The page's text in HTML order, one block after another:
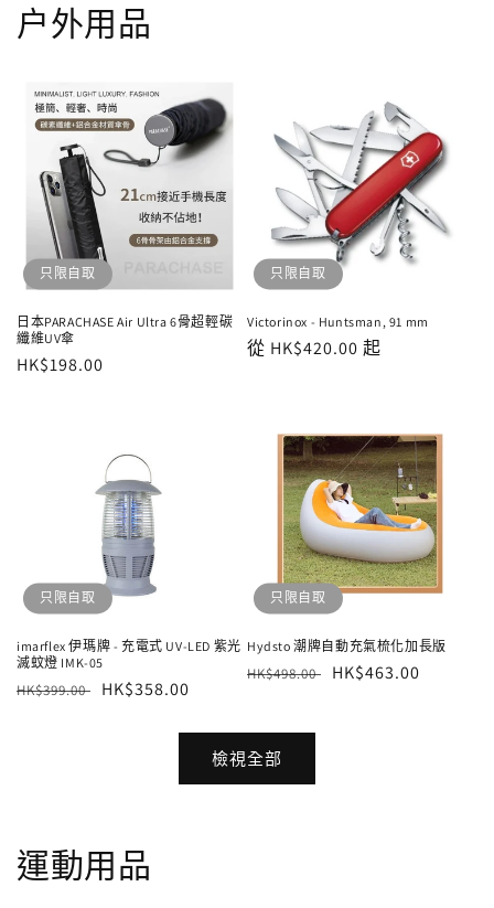
户外用品
只限自取
日本PARACHASE Air Ultra 6骨超輕碳
纖維UV傘
定
HK$198.00
只限自取
Victorinox - Huntsman, 91 mm
定
從 HK$420.00 起
只限自取
imarflex 伊瑪牌 - 充電式 UV-LED 紫光
滅蚊燈 IMK-05
定
HK$399.00
售
HK$358.00
只限自取
Hydsto 潮牌自動充氣梳化加長版
定
HK$498.00
售
HK$463.00
檢視全部
運動用品